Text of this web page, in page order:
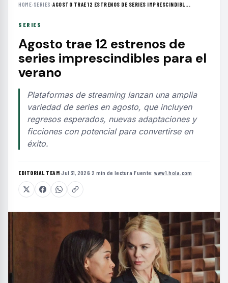
HOME› SERIES ›AGOSTO TRAE 12 ESTRENOS DE SERIES IMPRESCINDIBL...
SERIES
Agosto trae 12 estrenos de
series imprescindibles para el
verano
Plataformas de streaming lanzan una amplia
variedad de series en agosto, que incluyen
regresos esperados, nuevas adaptaciones y
ficciones con potencial para convertirse en
éxito.
EDITORIAL TEAM·Jul 31, 2026·2 min de lectura·Fuente: www1.hola.com